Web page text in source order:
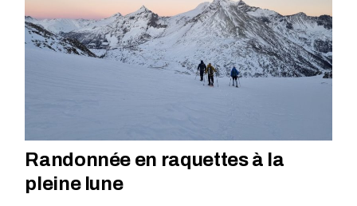
Randonnée en raquettes à la
pleine lune